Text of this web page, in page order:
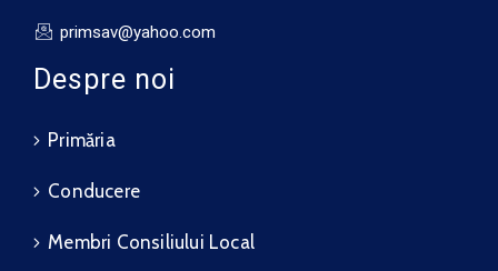
primsav@yahoo.com
Despre noi
Primăria
Conducere
Membri Consiliului Local